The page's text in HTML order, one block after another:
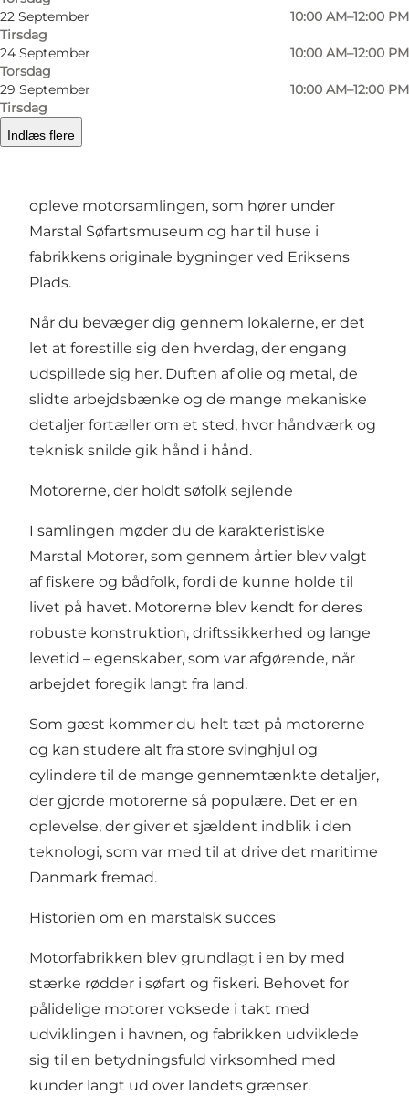
22 September
Tirsdag
10:00 AM–12:00 PM
24 September
Torsdag
10:00 AM–12:00 PM
29 September
Tirsdag
10:00 AM–12:00 PM
Indlæs flere
Træd ind i den gamle motorfabrik
I den gamle Motorfabrikken Marstal står
opleve motorsamlingen, som hører under
Marstal Søfartsmuseum og har til huse i
fabrikkens originale bygninger ved Eriksens
Plads.
Når du bevæger dig gennem lokalerne, er det
let at forestille sig den hverdag, der engang
udspillede sig her. Duften af olie og metal, de
slidte arbejdsbænke og de mange mekaniske
detaljer fortæller om et sted, hvor håndværk og
teknisk snilde gik hånd i hånd.
Motorerne, der holdt søfolk sejlende
I samlingen møder du de karakteristiske
Marstal Motorer, som gennem årtier blev valgt
af fiskere og bådfolk, fordi de kunne holde til
livet på havet. Motorerne blev kendt for deres
robuste konstruktion, driftssikkerhed og lange
levetid – egenskaber, som var afgørende, når
arbejdet foregik langt fra land.
Som gæst kommer du helt tæt på motorerne
og kan studere alt fra store svinghjul og
cylindere til de mange gennemtænkte detaljer,
der gjorde motorerne så populære. Det er en
oplevelse, der giver et sjældent indblik i den
teknologi, som var med til at drive det maritime
Danmark fremad.
Historien om en marstalsk succes
Motorfabrikken blev grundlagt i en by med
stærke rødder i søfart og fiskeri. Behovet for
pålidelige motorer voksede i takt med
udviklingen i havnen, og fabrikken udviklede
sig til en betydningsfuld virksomhed med
kunder langt ud over landets grænser.